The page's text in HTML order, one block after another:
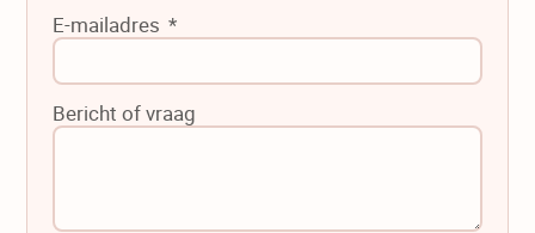
E-mailadres
Bericht of vraag